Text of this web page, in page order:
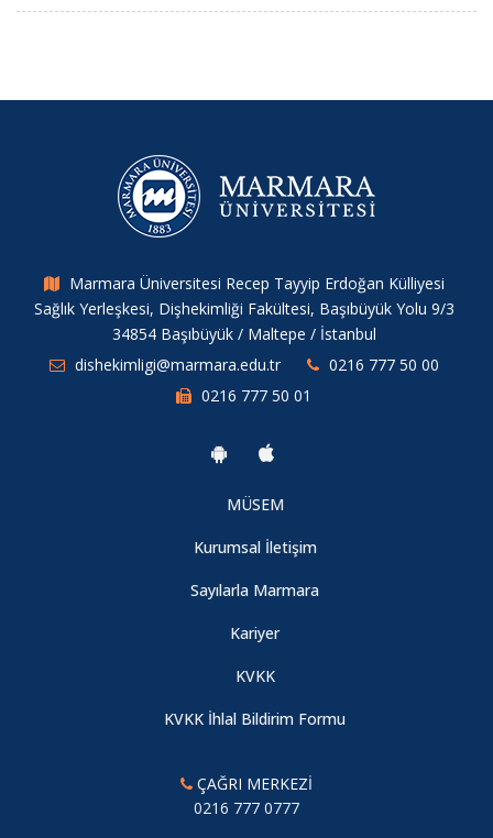
Marmara Üniversitesi Recep Tayyip Erdoğan Külliyesi
Sağlık Yerleşkesi, Dişhekimliği Fakültesi, Başıbüyük Yolu 9/3
34854 Başıbüyük / Maltepe / İstanbul
dishekimligi@marmara.edu.tr
0216 777 50 00
0216 777 50 01
MÜSEM
Kurumsal İletişim
Sayılarla Marmara
Kariyer
KVKK
KVKK İhlal Bildirim Formu
ÇAĞRI MERKEZİ
0216 777 0777